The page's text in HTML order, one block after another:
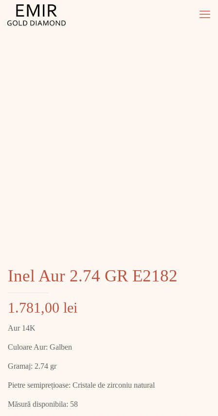
Inel Aur 2.74 GR E2182
1.781,00 lei
Aur 14K
Culoare Aur: Galben
Gramaj: 2.74 gr
Pietre semiprețioase: Cristale de zirconiu natural
Măsură disponibila: 58